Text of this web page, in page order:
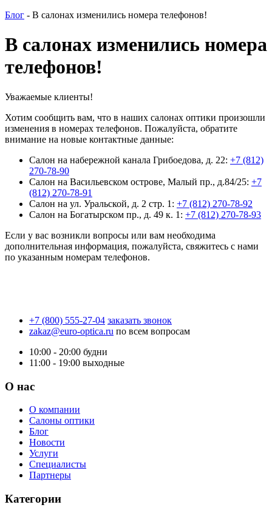
Блог - В салонах изменились номера телефонов!
В салонах изменились номера
телефонов!
Уважаемые клиенты!
Хотим сообщить вам, что в наших салонах оптики произошли
изменения в номерах телефонов. Пожалуйста, обратите
внимание на новые контактные данные:
Салон на набережной канала Грибоедова, д. 22: +7 (812)
270-78-90
Салон на Васильевском острове, Малый пр., д.84/25: +7
(812) 270-78-91
Салон на ул. Уральской, д. 2 стр. 1: +7 (812) 270-78-92
Салон на Богатырском пр., д. 49 к. 1: +7 (812) 270-78-93
Если у вас возникли вопросы или вам необходима
дополнительная информация, пожалуйста, свяжитесь с нами
по указанным номерам телефонов.
+7 (800) 555-27-04 заказать звонок
zakaz@euro-optica.ru по всем вопросам
10:00 - 20:00 будни
11:00 - 19:00 выходные
О нас
О компании
Салоны оптики
Блог
Новости
Услуги
Специалисты
Партнеры
Категории